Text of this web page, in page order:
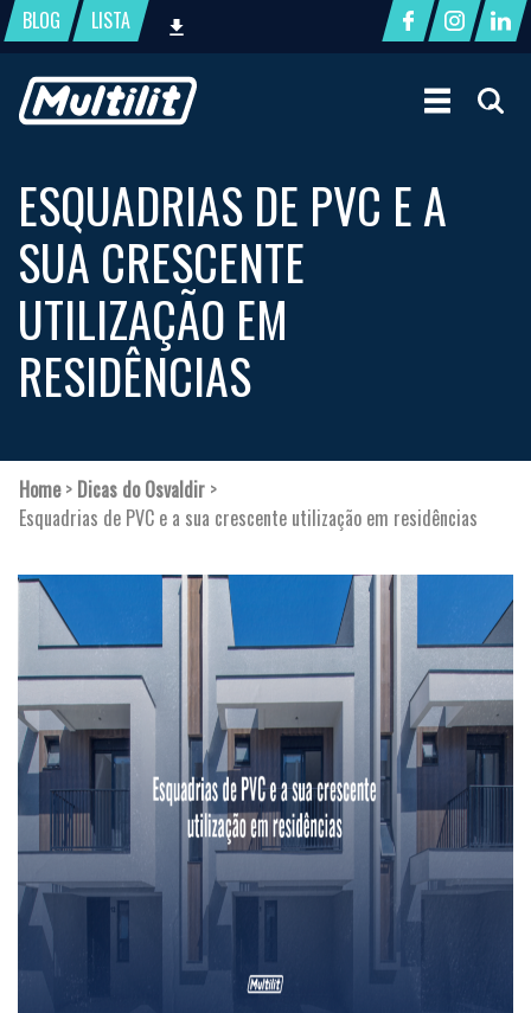
BLOG LISTA
ESQUADRIAS DE PVC E A
SUA CRESCENTE
UTILIZAÇÃO EM
RESIDÊNCIAS
Home> Dicas do Osvaldir >
Esquadrias de PVC e a sua crescente utilização em residências